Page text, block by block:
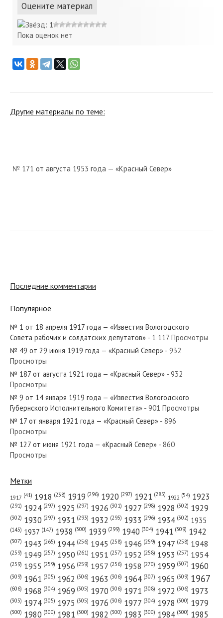
Оцените материал
Пока оценок нет
Другие материалы по теме:
№ 171 от августа 1953 года — «Красный Север»
№ 297 от декабря 1925 года — «Красный Север»
№ 9 от января 1925 года — «Красный Север»
№ 81 от апреля 1952 года — «Красный Север»
№ 191 от августа 1986 года — «Красный Север»
№ 292 от декабря 1959 года — «Красный Север»
Последние комментарии
Популярное
№ 1 от 18 апреля 1917 года — «Известия Вологодского
Совета рабочих и солдатских депутатов» - 1 117 Просмотры
№ 49 от 29 июня 1919 года — «Красный Север» - 932
Просмотры
№ 187 от августа 1921 года — «Красный Север» - 932
Просмотры
№ 9 от 14 января 1919 года — «Известия Вологодского
Губернского Исполнительного Комитета» - 901 Просмотры
№ 17 от января 1921 года — «Красный Север» - 896
Просмотры
№ 127 от июня 1921 года — «Красный Север» - 860
Просмотры
Метки
1917 (41) 1918 (238) 1919 (296) 1920 (297) 1921 (285) 1922 (54) 1923
(291) 1924 (297) 1925 (297) 1926 (301) 1927 (298) 1928 (302) 1929
(302) 1930 (297) 1931 (293) 1932 (295) 1933 (296) 1934 (302) 1935
(145) 1937 (147) 1938 (300) 1939 (299) 1940 (304) 1941 (309) 1942
(307) 1943 (265) 1944 (256) 1945 (258) 1946 (259) 1947 (258) 1948
(259) 1949 (257) 1950 (261) 1951 (257) 1952 (258) 1953 (257) 1954
(259) 1955 (259) 1956 (259) 1957 (256) 1958 (270) 1959 (307) 1960
(309) 1961 (305) 1962 (306) 1963 (306) 1964 (307) 1965 (309) 1967
(606) 1968 (304) 1969 (305) 1970 (306) 1971 (308) 1972 (306) 1973
(305) 1974 (305) 1975 (305) 1976 (306) 1977 (304) 1978 (300) 1979
(300) 1980 (300) 1981 (300) 1982 (300) 1983 (300) 1984 (300) 1985